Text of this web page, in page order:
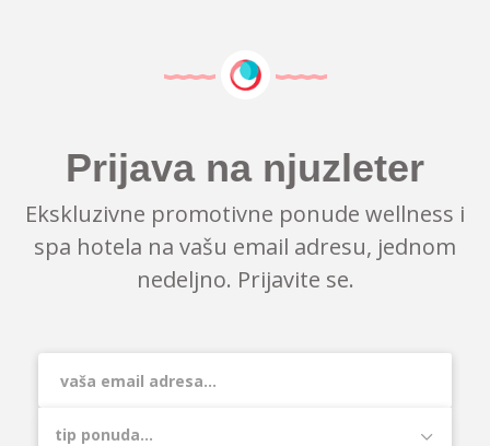
Prijava na njuzleter
Ekskluzivne promotivne ponude wellness i
spa hotela na vašu email adresu, jednom
nedeljno. Prijavite se.